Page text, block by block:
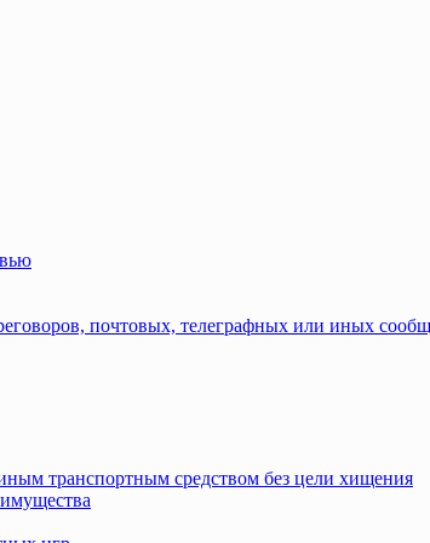
почтовых, телеграфных или иных
транспортным средством без цели хищения